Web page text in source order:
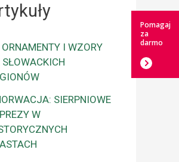
ORNAMENTY I WZORY
SŁOWACKICH
SIERPNIOWE
W
Pomagaj
za
darmo